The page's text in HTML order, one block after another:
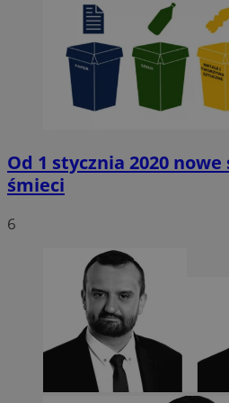
Od 1 stycznia 2020
śmieci
6
VISITOR_PRIVACY_METADATA
Google Privacy Policy